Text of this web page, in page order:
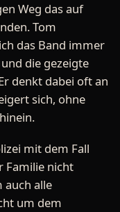
Weg das auf
Tom
das Band immer
die gezeigte
denkt dabei oft an
sich, ohne
mit dem Fall
Familie nicht
auch alle
um dem